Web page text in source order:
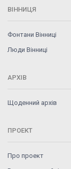
ВІННИЦЯ
Фонтани Вінниці
Люди Вінниці
АРХІВ
Щоденний архів
ПРОЕКТ
Про проект